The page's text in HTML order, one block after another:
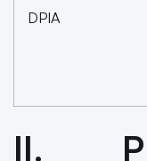
DPIA
II.